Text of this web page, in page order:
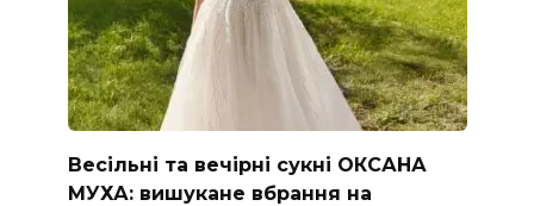
Весільні та вечірні сукні ОКСАНА
МУХА: вишукане вбрання на